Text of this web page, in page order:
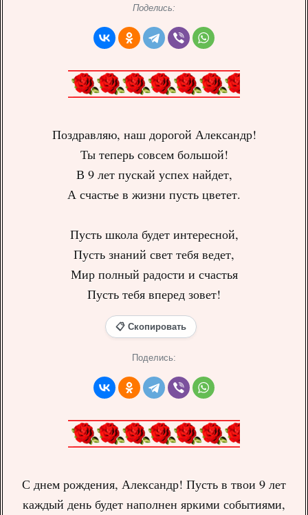
Поделись:
Поздравляю, наш дорогой Александр!
Ты теперь совсем большой!
В 9 лет пускай успех найдет,
А счастье в жизни пусть цветет.
Пусть школа будет интересной,
Пусть знаний свет тебя ведет,
Мир полный радости и счастья
Пусть тебя вперед зовет!
📋 Скопировать
Поделись:
С днем рождения, Александр! Пусть в твои 9 лет
каждый день будет наполнен яркими событиями,